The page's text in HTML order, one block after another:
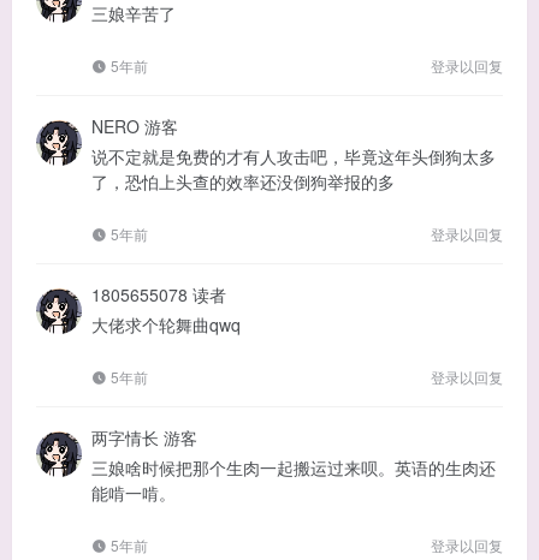
三娘辛苦了
5年前 登录以回复
NERO 游客
说不定就是免费的才有人攻击吧，毕竟这年头倒狗太多
了，恐怕上头查的效率还没倒狗举报的多
5年前 登录以回复
1805655078 读者
大佬求个轮舞曲qwq
5年前 登录以回复
两字情长 游客
三娘啥时候把那个生肉一起搬运过来呗。英语的生肉还
能啃一啃。
5年前 登录以回复